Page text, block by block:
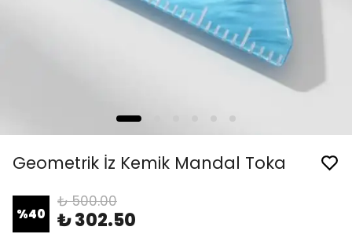
Geometrik İz Kemik Mandal Toka
%40
₺ 500.00
₺ 302.50